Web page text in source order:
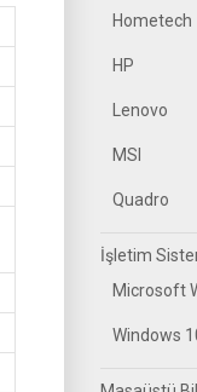
Hometech
HP
Lenovo
MSI
Quadro
İşletim
Microsoft
Windows